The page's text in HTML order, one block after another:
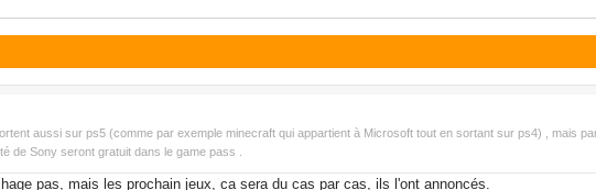
aussi sur ps5 (comme par exemple minecraft qui appartient à Microsoft tout en sortant sur ps4) , mais par
de Sony seront gratuit dans le game pass .
pas, mais les prochain jeux, ca sera du cas par cas, ils l'ont annoncés.